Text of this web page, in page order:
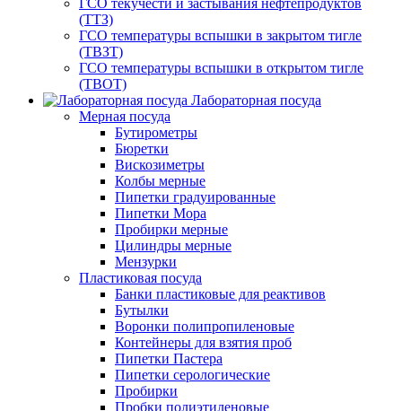
(ТТЗ)
ГСО температуры вспышки в закрытом тигле
(ТВЗТ)
ГСО температуры вспышки в открытом тигле
(ТВОТ)
Лабораторная посуда
Мерная посуда
Бутирометры
Бюретки
Вискозиметры
Колбы мерные
Пипетки градуированные
Пипетки Мора
Пробирки мерные
Цилиндры мерные
Мензурки
Пластиковая посуда
Банки пластиковые для реактивов
Бутылки
Воронки полипропиленовые
Контейнеры для взятия проб
Пипетки Пастера
Пипетки серологические
Пробирки
Пробки полиэтиленовые